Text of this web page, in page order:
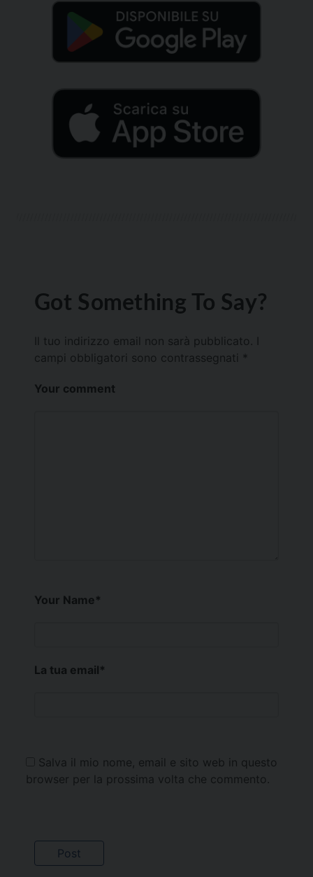
Got Something To Say?
Il tuo indirizzo email non sarà pubblicato.
campi obbligatori sono contrassegnati *
Your comment
Your Name*
La tua email*
Salva il mio nome, email e sito web in questo
browser per la prossima volta che commento.